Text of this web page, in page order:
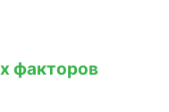
факторов